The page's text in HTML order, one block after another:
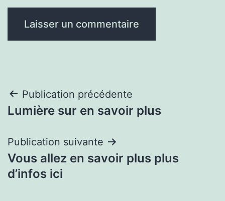
Navigation
de
l’article
Publication précédente
Lumière sur en savoir plus
Publication suivante
Vous allez en savoir plus plus
d’infos ici